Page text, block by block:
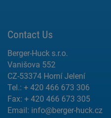
Contact Us
Berger-Huck s.r.o.
Vanišova 552
CZ-53374 Horní Jelení
Tel.: + 420 466 673 306
Fax: + 420 466 673 305
Email: info@berger-huck.cz